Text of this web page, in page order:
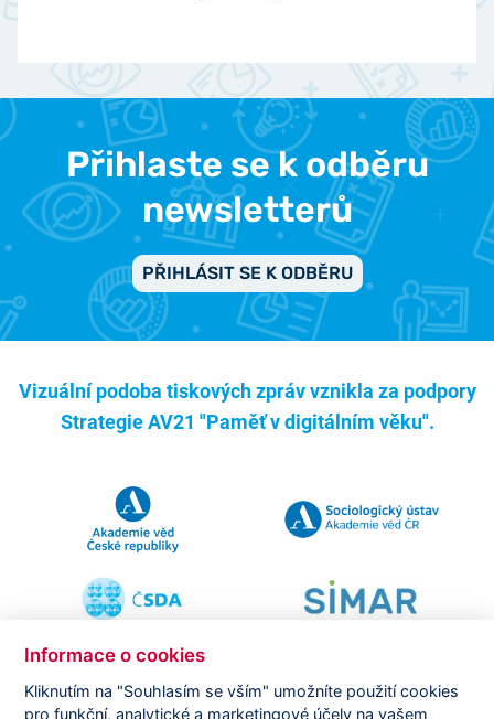
Přihlaste se k odběru
newsletterů
PŘIHLÁSIT SE K ODBĚRU
Vizuální podoba tiskových zpráv vznikla za podpory
Strategie AV21 "Paměť v digitálním věku".
Informace o cookies
Kliknutím na "Souhlasím se vším" umožníte použití cookies
pro funkční, analytické a marketingové účely na vašem